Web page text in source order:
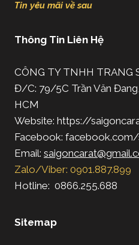
Tin yêu mãi về sau
Thông Tin Liên Hệ
CÔNG TY TNHH TRANG
Đ/C: 79/5C Trần Văn
HCM
Website: https://
Facebook:
Email:
Zalo/Viber: 0901.887.899
Hotline: 0866.255.688
Sitemap